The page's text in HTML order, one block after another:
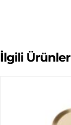
İlgili Ürünler